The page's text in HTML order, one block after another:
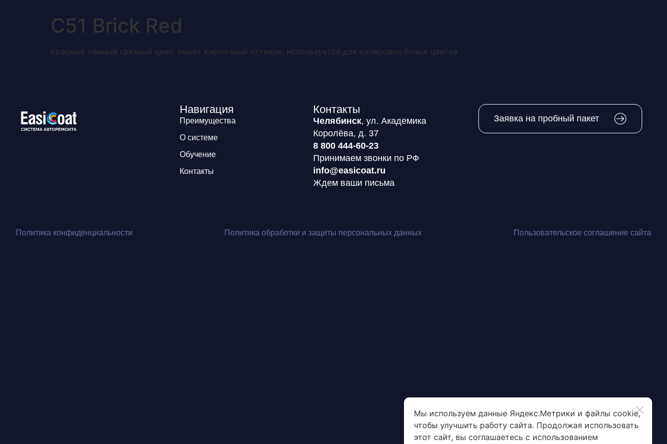
EasiCoat
С51 Brick Red
Красный темный грязный цвет, имеет кирпичный оттенок, используется для колеровки белых цветов
Навигация
Преимущества
О системе
Обучение
Контакты
Контакты
Челябинск, ул. Академика
Королёва, д. 37
8 800 444-60-23
Принимаем звонки по РФ
info@easicoat.ru
Ждем ваши письма
Заявка на пробный пакет
Политика конфиденциальности Политика обработки и защиты персональных данных Пользовательское соглашение сайта
Мы используем данные Яндекс.Метрики и файлы cookie,
чтобы улучшить работу сайта. Продолжая использовать
этот сайт, вы соглашаетесь с использованием